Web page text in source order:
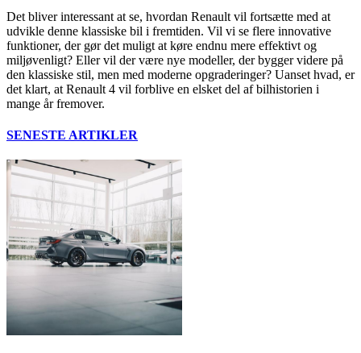
Det bliver interessant at se, hvordan Renault vil fortsætte med at
udvikle denne klassiske bil i fremtiden. Vil vi se flere innovative
funktioner, der gør det muligt at køre endnu mere effektivt og
miljøvenligt? Eller vil der være nye modeller, der bygger videre på
den klassiske stil, men med moderne opgraderinger? Uanset hvad, er
det klart, at Renault 4 vil forblive en elsket del af bilhistorien i
mange år fremover.
SENESTE ARTIKLER